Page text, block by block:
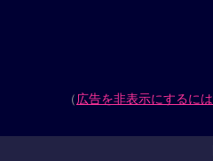
（広告を非表示にするには